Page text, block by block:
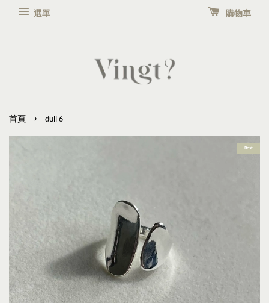
選單 購物車
首頁 › dull 6
Best